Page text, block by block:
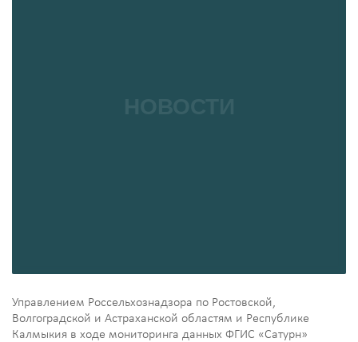
Управлением Россельхознадзора по Ростовской,
Волгоградской и Астраханской областям и Республике
Калмыкия в ходе мониторинга данных ФГИС «Сатурн»